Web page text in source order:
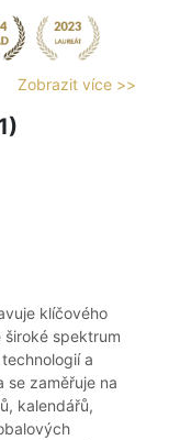
Zobrazit více >>
klíčového
spektrum
a
se zaměřuje na
kalendářů,